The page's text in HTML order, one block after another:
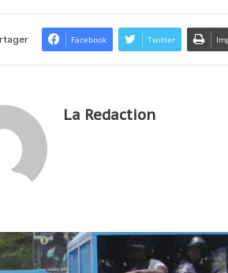
Facebook Twitter
La Redaction